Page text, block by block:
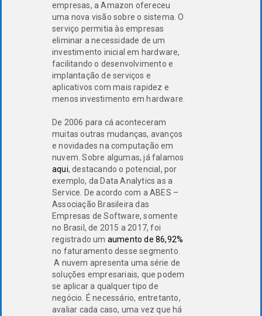
empresas, a Amazon ofereceu
uma nova visão sobre o sistema. O
serviço permitia às empresas
eliminar a necessidade de um
investimento inicial em hardware,
facilitando o desenvolvimento e
implantação de serviços e
aplicativos com mais rapidez e
menos investimento em hardware.
De 2006 para cá aconteceram
muitas outras mudanças, avanços
e novidades na computação em
nuvem. Sobre algumas, já falamos
aqui, destacando o potencial, por
exemplo, da Data Analytics as a
Service. De acordo com a ABES –
Associação Brasileira das
Empresas de Software, somente
no Brasil, de 2015 a 2017, foi
registrado um aumento de 86,92%
no faturamento desse segmento.
A nuvem apresenta uma série de
soluções empresariais, que podem
se aplicar a qualquer tipo de
negócio. É necessário, entretanto,
avaliar cada caso, uma vez que há